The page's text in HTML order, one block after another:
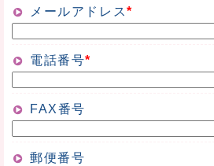
メールアドレス*
電話番号*
FAX番号
郵便番号